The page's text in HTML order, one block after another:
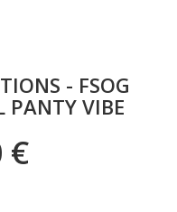
- FSOG
PANTY VIBE
€